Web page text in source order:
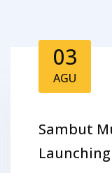
03
AGU
Sambut